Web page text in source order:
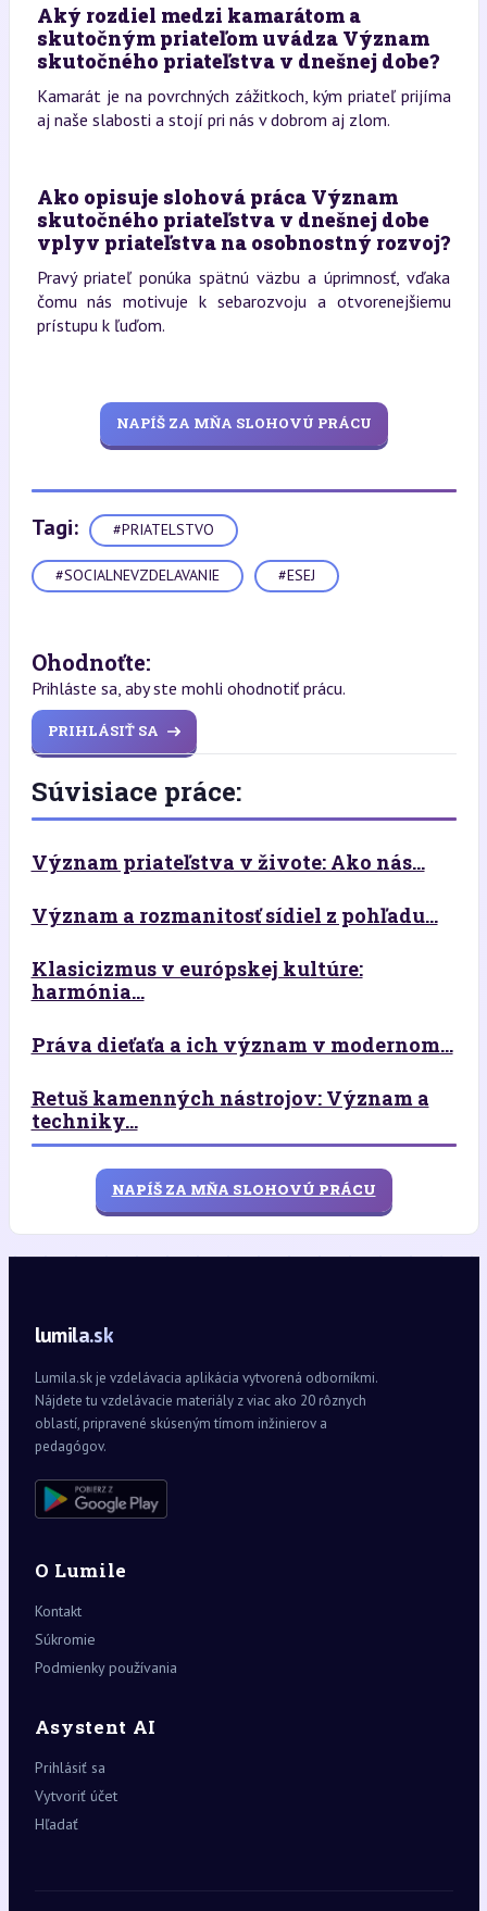
Aký rozdiel medzi kamarátom a
skutočným priateľom uvádza Význam
skutočného priateľstva v dnešnej dobe?
Kamarát je na povrchných zážitkoch, kým priateľ prijíma
aj naše slabosti a stojí pri nás v dobrom aj zlom.
Ako opisuje slohová práca Význam
skutočného priateľstva v dnešnej dobe
vplyv priateľstva na osobnostný rozvoj?
Pravý priateľ ponúka spätnú väzbu a úprimnosť, vďaka
čomu nás motivuje k sebarozvoju a otvorenejšiemu
prístupu k ľuďom.
NAPÍŠ ZA MŇA SLOHOVÚ PRÁCU
Tagi: #PRIATELSTVO
#SOCIALNEVZDELAVANIE #ESEJ
Ohodnoťte:
Prihláste sa, aby ste mohli ohodnotiť prácu.
PRIHLÁSIŤ SA
Súvisiace práce:
Význam priateľstva v živote: Ako nás...
Význam a rozmanitosť sídiel z pohľadu...
Klasicizmus v európskej kultúre:
harmónia...
Práva dieťaťa a ich význam v modernom...
Retuš kamenných nástrojov: Význam a
techniky...
NAPÍŠ ZA MŇA SLOHOVÚ PRÁCU
lumila.sk
Lumila.sk je vzdelávacia aplikácia vytvorená odborníkmi.
Nájdete tu vzdelávacie materiály z viac ako 20 rôznych
oblastí, pripravené skúseným tímom inžinierov a
pedagógov.
O Lumile
Kontakt
Súkromie
Podmienky používania
Asystent AI
Prihlásiť sa
Vytvoriť účet
Hľadať